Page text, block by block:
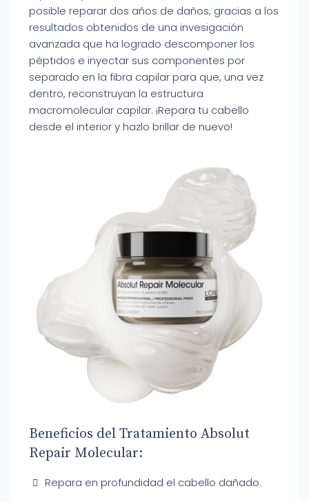
posible reparar dos años de daños, gracias a los
resultados obtenidos de una invesigación
avanzada que ha logrado descomponer los
péptidos e inyectar sus componentes por
separado en la fibra capilar para que, una vez
dentro, reconstruyan la estructura
macromolecular capilar. ¡Repara tu cabello
desde el interior y hazlo brillar de nuevo!
Beneficios del Tratamiento Absolut
Repair Molecular:
Repara en profundidad el cabello dañado.